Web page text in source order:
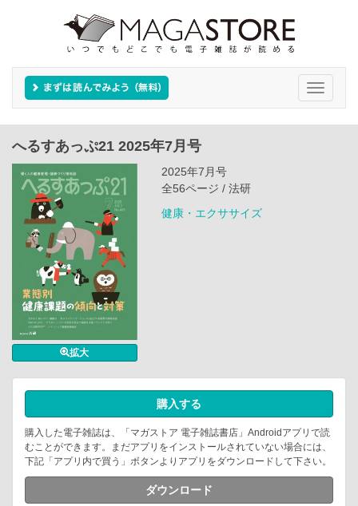
Toggle
へるすあっぷ21 2025年7月号
拡大
2025年7月号
全56ページ / 法研
健康・エクササイズ
購入する
購入した電子雑誌は、「マガストア 電子雑誌書店」Androidアプリで読
むことができます。まだアプリをインストールされていない場合には、
下記「アプリ内で買う」ボタンよりアプリをダウンロードして下さい。
ダウンロード